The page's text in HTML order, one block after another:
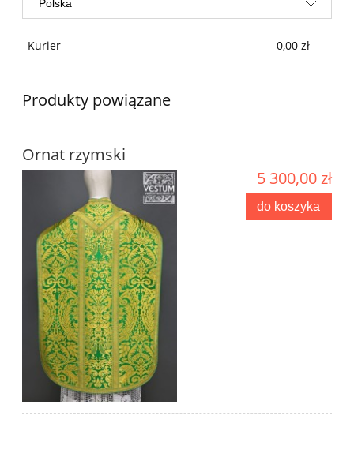
Kurier 0,00 zł
Produkty powiązane
Ornat rzymski
5 300,00 zł
do koszyka